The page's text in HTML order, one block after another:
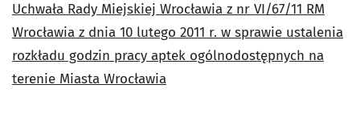
Uchwała Rady Miejskiej Wrocławia z nr VI/67/11 RM
Wrocławia z dnia 10 lutego 2011 r. w sprawie ustalenia
rozkładu godzin pracy aptek ogólnodostępnych na
terenie Miasta Wrocławia